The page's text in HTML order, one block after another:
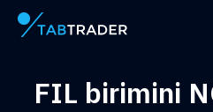
Ana Sayfa
FIL birimini